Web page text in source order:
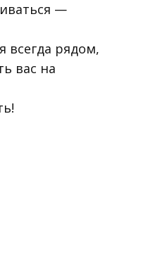
—
всегда рядом,
вас на